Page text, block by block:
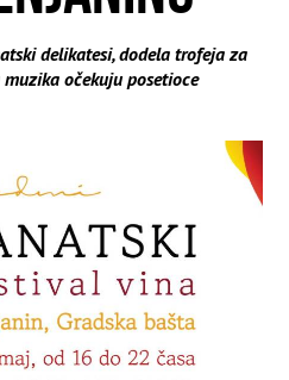
delikatesi, dodela trofeja za
očekuju posetioce